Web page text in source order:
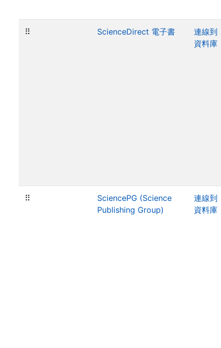
⠿ ScienceDirect 電子書
連線到
資料庫
⠿
SciencePG (Science
Publishing Group)
連線到
資料庫